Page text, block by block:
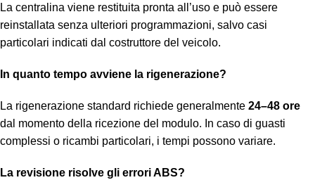
La centralina viene restituita pronta all’uso e può essere
reinstallata senza ulteriori programmazioni, salvo casi
particolari indicati dal costruttore del veicolo.
In quanto tempo avviene la rigenerazione?
La rigenerazione standard richiede generalmente 24–48 ore
dal momento della ricezione del modulo. In caso di guasti
complessi o ricambi particolari, i tempi possono variare.
La revisione risolve gli errori ABS?